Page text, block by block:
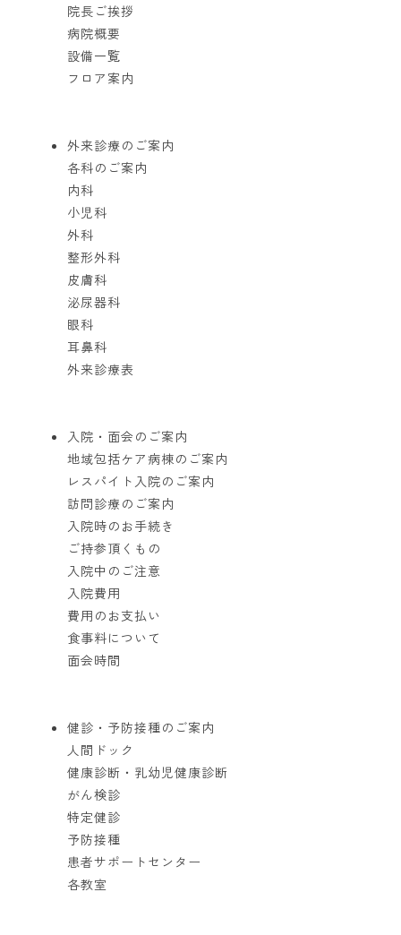
院長ご挨拶
病院概要
設備一覧
フロア案内
外来診療のご案内
各科のご案内
内科
小児科
外科
整形外科
皮膚科
泌尿器科
眼科
耳鼻科
外来診療表
入院・面会のご案内
地域包括ケア病棟のご案内
レスパイト入院のご案内
訪問診療のご案内
入院時のお手続き
ご持参頂くもの
入院中のご注意
入院費用
費用のお支払い
食事料について
面会時間
健診・予防接種のご案内
人間ドック
健康診断・乳幼児健康診断
がん検診
特定健診
予防接種
患者サポートセンター
各教室